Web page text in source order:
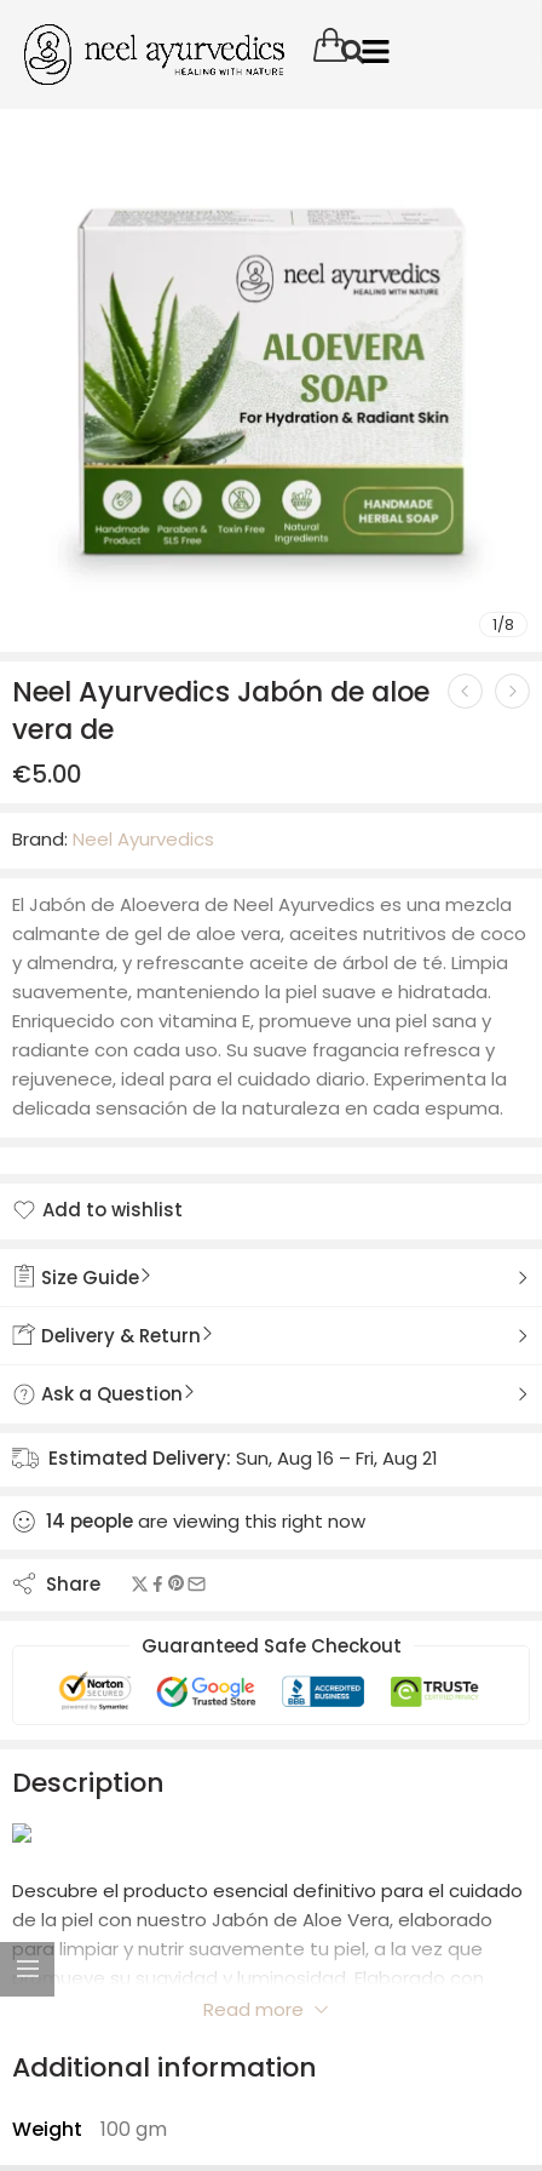
1/8
Neel Ayurvedics Jabón de aloe
vera de
€5.00
Brand: Neel Ayurvedics
El Jabón de Aloevera de Neel Ayurvedics es una mezcla
calmante de gel de aloe vera, aceites nutritivos de coco
y almendra, y refrescante aceite de árbol de té. Limpia
suavemente, manteniendo la piel suave e hidratada.
Enriquecido con vitamina E, promueve una piel sana y
radiante con cada uso. Su suave fragancia refresca y
rejuvenece, ideal para el cuidado diario. Experimenta la
delicada sensación de la naturaleza en cada espuma.
Add to wishlist
Size Guide
Delivery & Return
Ask a Question
Estimated Delivery: Sun, Aug 16 – Fri, Aug 21
14 peopleare viewing this right now
Share
Guaranteed Safe Checkout
Description
Descubre el producto esencial definitivo para el cuidado
de la piel con nuestro Jabón de Aloe Vera, elaborado
para limpiar y nutrir suavemente tu piel, a la vez que
promueve su suavidad y luminosidad. Elaborado con
ingredientes naturales de primera calidad, como aceite
vitamina E, este jabón es la solución para una tez fresca
sequedad, la sensibilidad o simplemente buscando
Read more
Additional information
Weight 100 gm